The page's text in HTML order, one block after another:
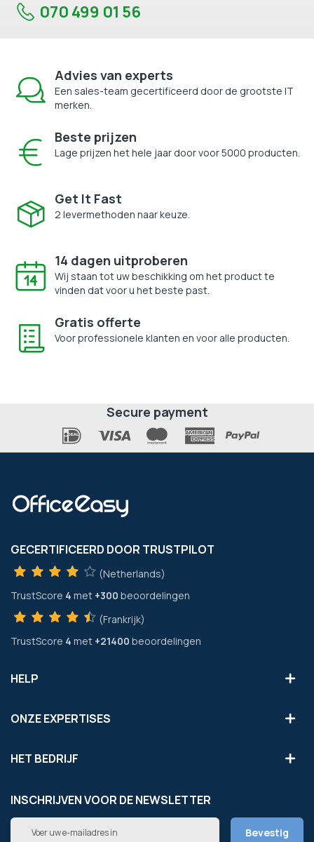
070 499 01 56
Advies van experts
Een sales-team gecertificeerd door de grootste IT
merken.
Beste prijzen
Lage prijzen het hele jaar door voor 5000 producten.
Get It Fast
2 levermethoden naar keuze.
14 dagen uitproberen
Wij staan tot uw beschikking om het product te
vinden dat voor u het beste past.
Gratis offerte
Voor professionele klanten en voor alle producten.
Secure payment
GECERTIFICEERD DOOR TRUSTPILOT
(Netherlands)
TrustScore 4 met +300 beoordelingen
(Frankrijk)
TrustScore 4 met +21400 beoordelingen
HELP
ONZE EXPERTISES
HET BEDRIJF
INSCHRIJVEN VOOR DE NEWSLETTER
Abonneer
Bevestig